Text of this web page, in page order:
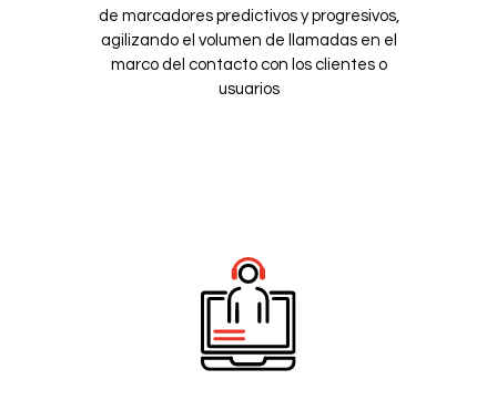
de marcadores predictivos y progresivos,
agilizando el volumen de llamadas en el
marco del contacto con los clientes o
usuarios